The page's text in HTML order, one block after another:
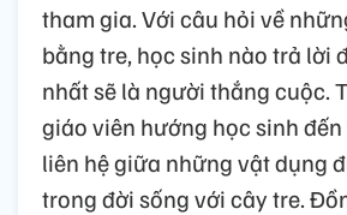
tham gia. Với câu hỏi về
bằng tre, học sinh nào trả lời
nhất sẽ là người thắng cuộc.
giáo viên hướng học sinh
liên hệ giữa những vật dụng
trong đời sống với cây tre.